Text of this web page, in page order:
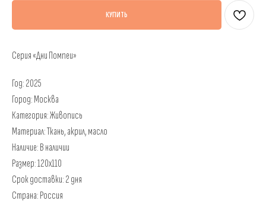
КУПИТЬ
Серия «Дни Помпеи»
Год: 2025
Город: Москва
Категория: Живопись
Материал: Ткань, акрил, масло
Наличие: В наличии
Размер: 120x110
Срок доставки: 2 дня
Страна: Россия